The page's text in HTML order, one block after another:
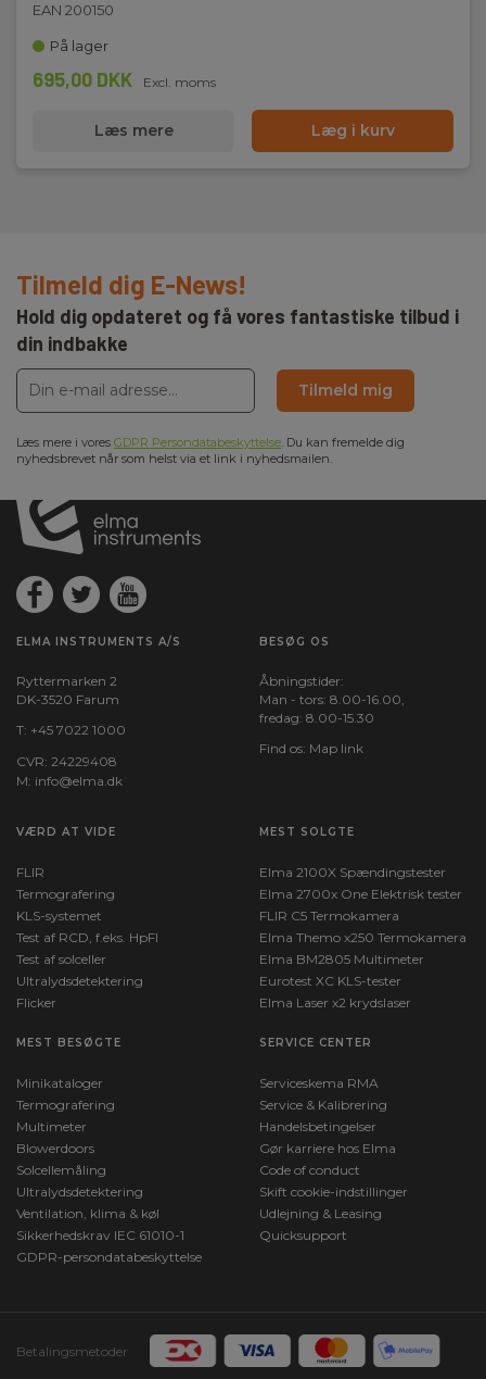
EAN 200150
På lager
695,00 DKK Excl. moms
Læs mere Læg i kurv
Tilmeld dig E-News!
Hold dig opdateret og få vores fantastiske tilbud i
din indbakke
Tilmeld mig
Læs mere i vores GDPR Persondatabeskyttelse. Du kan fremelde dig
nyhedsbrevet når som helst via et link i nyhedsmailen.
ELMA INSTRUMENTS A/S
Ryttermarken 2
DK-3520 Farum
T: +45 7022 1000
CVR: 24229408
M: info@elma.dk
BESØG OS
Åbningstider:
Man - tors: 8.00-16.00,
fredag: 8.00-15.30
Find os: Map link
VÆRD AT VIDE
FLIR
Termografering
KLS-systemet
Test af RCD, f.eks. HpFI
Test af solceller
Ultralydsdetektering
Flicker
MEST SOLGTE
Elma 2100X Spændingstester
Elma 2700x One Elektrisk tester
FLIR C5 Termokamera
Elma Themo x250 Termokamera
Elma BM2805 Multimeter
Eurotest XC KLS-tester
Elma Laser x2 krydslaser
MEST BESØGTE
Minikataloger
Termografering
Multimeter
Blowerdoors
Solcellemåling
Ultralydsdetektering
Ventilation, klima & køl
Sikkerhedskrav IEC 61010-1
GDPR-persondatabeskyttelse
SERVICE CENTER
Serviceskema RMA
Service & Kalibrering
Handelsbetingelser
Gør karriere hos Elma
Code of conduct
Skift cookie-indstillinger
Udlejning & Leasing
Quicksupport
Betalingsmetoder